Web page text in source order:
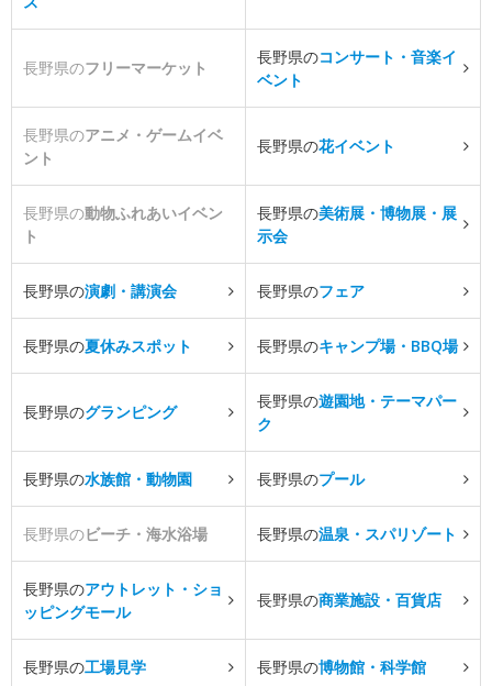
長野県のフリーマーケット
長野県のコンサート・音楽イ
ベント
長野県のアニメ・ゲームイベ
ント
長野県の花イベント
長野県の動物ふれあいイベン
ト
長野県の美術展・博物展・展
示会
長野県の演劇・講演会 長野県のフェア
長野県の夏休みスポット 長野県のキャンプ場・BBQ場
長野県のグランピング
長野県の遊園地・テーマパー
ク
長野県の水族館・動物園 長野県のプール
長野県のビーチ・海水浴場 長野県の温泉・スパリゾート
長野県のアウトレット・ショ
ッピングモール
長野県の商業施設・百貨店
長野県の工場見学 長野県の博物館・科学館